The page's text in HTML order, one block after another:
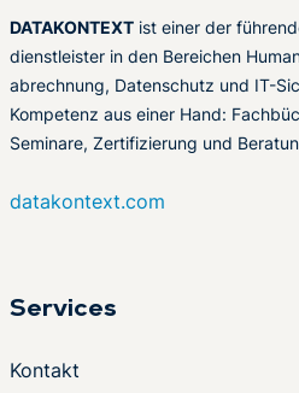
DATAKONTEXT ist einer der
dienstleister in den Bereichen
abrechnung, Datenschutz und IT-
Kompetenz aus einer Hand:
Seminare, Zertifizierung und
datakontext.com
Services
Kontakt